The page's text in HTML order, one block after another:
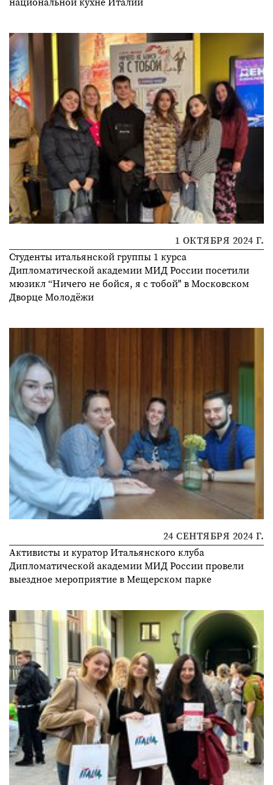
1 ОКТЯБРЯ 2024 Г.
Студенты итальянской группы 1 курса
Дипломатической академии МИД России посетили
мюзикл “Ничего не бойся, я с тобой" в Московском
Дворце Молодёжи
24 СЕНТЯБРЯ 2024 Г.
Активисты и куратор Итальянского клуба
Дипломатической академии МИД России провели
выездное мероприятие в Мещерском парке